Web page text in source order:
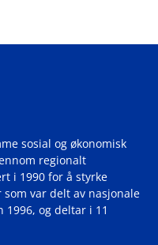
sosial og økonomisk
regionalt
i 1990 for å styrke
var delt av nasjonale
og deltar i 11